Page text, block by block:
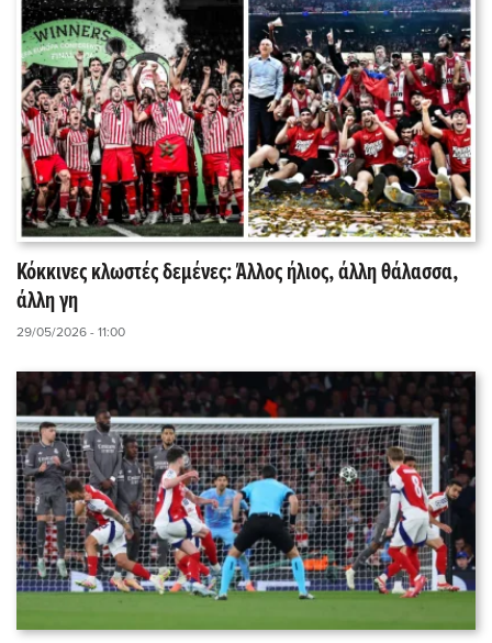
Κόκκινες κλωστές δεμένες: Άλλος ήλιος, άλλη θάλασσα,
άλλη γη
29/05/2026 - 11:00